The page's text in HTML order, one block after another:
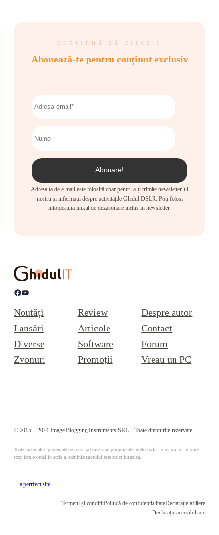
continuă să citești
Abonează-te pentru conținut exclusiv
Adresa ta de e-mail este folosită doar pentru a-ți trimite newsletter-ul
nostru și informații despre activitățile Ghidul DSLR. Poți folosi
întotdeauna linkul de dezabonare inclus în newsletter.
Facebook YouTube
Noutăți
Lansări
Diverse
Zvonuri
Review
Articole
Software
Promoții
Despre autor
Contact
Forum
Vreau un PC
© 2015 – 2024 Image Blogging Instruments SRL – Toate drepturile rezervate.
Toate materialele prezentate pe acest website sunt prioprietate intelectuală, folosirea lor in orice
scop fara acordul in scris al administratorului este strict interzisa.
…a perrfect site
Termeni și condițiiPolitică de confidențialitateDeclarație afiliere
Declarație accesibilitate